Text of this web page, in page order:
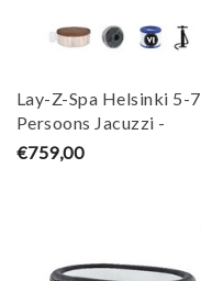
Lay-Z-Spa Helsinki 5-7
Persoons Jacuzzi -
Bestway
€759,00